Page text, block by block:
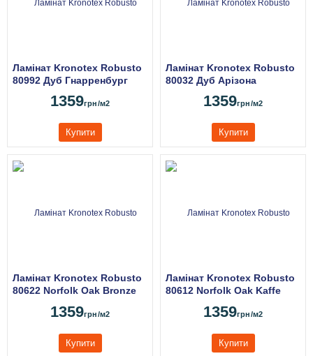
Ламінат Kronotex Robusto
80992 Дуб Гнарренбург
1359грн/м2
Купити
Ламінат Kronotex Robusto
80032 Дуб Арізона
1359грн/м2
Купити
Ламінат Kronotex Robusto
80622 Norfolk Oak Bronze
1359грн/м2
Купити
Ламінат Kronotex Robusto
80612 Norfolk Oak Kaffe
1359грн/м2
Купити